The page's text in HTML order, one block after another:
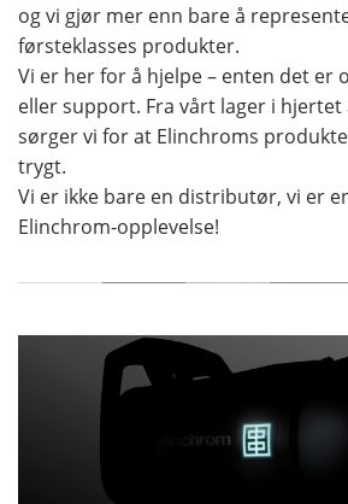
og vi gjør mer enn bare å
førsteklasses produkter.
Vi er her for å hjelpe – enten det er
eller support. Fra vårt lager i hjertet
sørger vi for at Elinchroms
trygt.
Vi er ikke bare en distributør, vi er
Elinchrom-opplevelse!